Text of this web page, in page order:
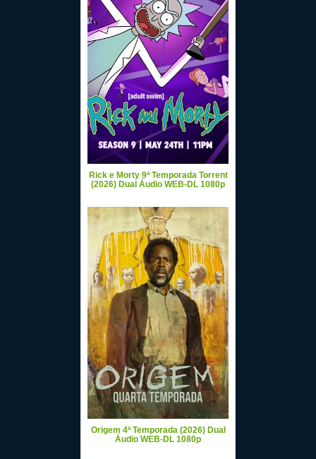
Rick e Morty 9ª Temporada Torrent
(2026) Dual Áudio WEB-DL 1080p
Origem 4ª Temporada (2026) Dual
Áudio WEB-DL 1080p